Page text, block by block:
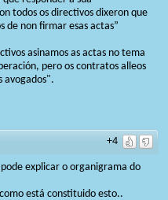
todos os directivos dixeron que
de non firmar esas actas”
asinamos as actas no tema
pero os contratos alleos
avogados".
+4
explicar o organigrama do
está constituido esto..